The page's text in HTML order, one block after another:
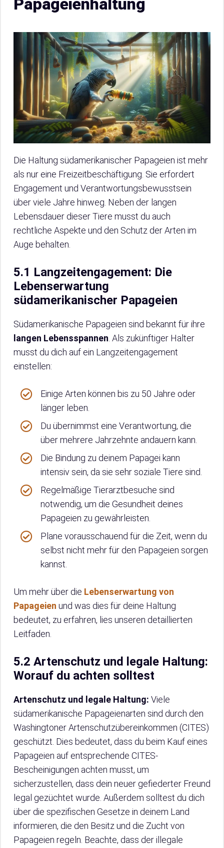
Papageienhaltung
Die Haltung südamerikanischer Papageien ist mehr
als nur eine Freizeitbeschäftigung. Sie erfordert
Engagement und Verantwortungsbewusstsein
über viele Jahre hinweg. Neben der langen
Lebensdauer dieser Tiere musst du auch
rechtliche Aspekte und den Schutz der Arten im
Auge behalten.
5.1 Langzeitengagement: Die
Lebenserwartung
südamerikanischer Papageien
Südamerikanische Papageien sind bekannt für ihre
langen Lebensspannen . Als zukünftiger Halter
musst du dich auf ein Langzeitengagement
einstellen:
Einige Arten können bis zu 50 Jahre oder
länger leben.
Du übernimmst eine Verantwortung, die
über mehrere Jahrzehnte andauern kann.
Die Bindung zu deinem Papagei kann
intensiv sein, da sie sehr soziale Tiere sind.
Regelmäßige Tierarztbesuche sind
notwendig, um die Gesundheit deines
Papageien zu gewährleisten.
Plane vorausschauend für die Zeit, wenn du
selbst nicht mehr für den Papageien sorgen
kannst.
Um mehr über die Lebenserwartung von
Papageien und was dies für deine Haltung
bedeutet, zu erfahren, lies unseren detaillierten
Leitfaden.
5.2 Artenschutz und legale Haltung:
Worauf du achten solltest
Artenschutz und legale Haltung: Viele
südamerikanische Papageienarten sind durch den
Washingtoner Artenschutzübereinkommen (CITES)
geschützt. Dies bedeutet, dass du beim Kauf eines
Papageien auf entsprechende CITES-
Bescheinigungen achten musst, um
sicherzustellen, dass dein neuer gefiederter Freund
legal gezüchtet wurde. Außerdem solltest du dich
über die spezifischen Gesetze in deinem Land
informieren, die den Besitz und die Zucht von
Papageien regeln. Beachte, dass der illegale